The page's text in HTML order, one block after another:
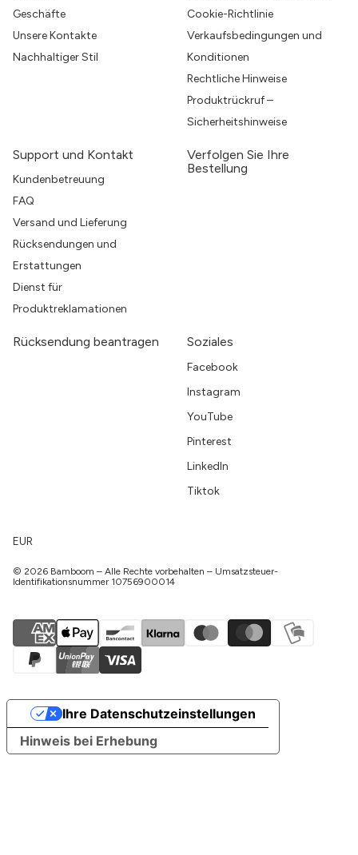
Geschäfte
Unsere Kontakte
Nachhaltiger Stil
Cookie-Richtlinie
Verkaufsbedingungen und
Konditionen
Rechtliche Hinweise
Produktrückruf –
Sicherheitshinweise
Support und Kontakt
Kundenbetreuung
FAQ
Versand und Lieferung
Rücksendungen und
Erstattungen
Dienst für
Produktreklamationen
Verfolgen Sie Ihre
Bestellung
Rücksendung beantragen Soziales
Facebook
Instagram
YouTube
Pinterest
LinkedIn
Tiktok
EUR
© 2026 Bamboom – Alle Rechte vorbehalten – Umsatzsteuer-
Identifikationsnummer 10756900014
Hinweis bei Erhebung
Ihre Datenschutzeinstellungen